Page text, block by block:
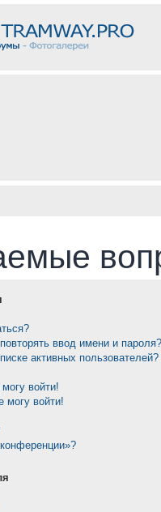
ввод имени и пароля?
активных пользователей?
войти!
могу войти!